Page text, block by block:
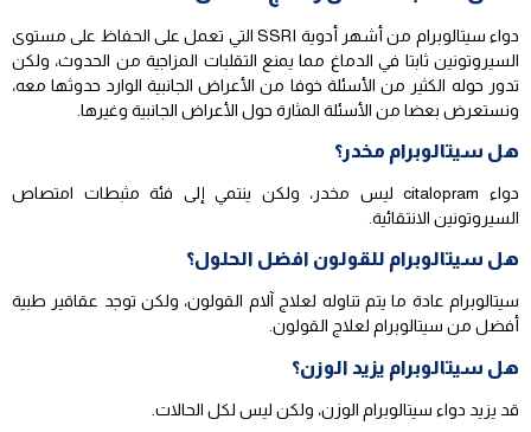
دواء سيتالوبرام من أشهر أدوية SSRI التي تعمل على الحفاظ على مستوى
السيروتونين ثابتا في الدماغ مما يمنع التقلبات المزاجية من الحدوث، ولكن
تدور حوله الكثير من الأسئلة خوفا من الأعراض الجانبية الوارد حدوثها معه،
ونستعرض بعضا من الأسئلة المثارة حول الأعراض الجانبية وغيرها.
هل سيتالوبرام مخدر؟
دواء citalopram ليس مخدر، ولكن ينتمي إلى فئة مثبطات امتصاص
السيروتونين الانتقائية.
هل سيتالوبرام للقولون افضل الحلول؟
سيتالوبرام عادة ما يتم تناوله لعلاج آلام القولون، ولكن توجد عقاقير طبية
أفضل من سيتالوبرام لعلاج القولون.
هل سيتالوبرام يزيد الوزن؟
قد يزيد دواء سيتالوبرام الوزن، ولكن ليس لكل الحالات.